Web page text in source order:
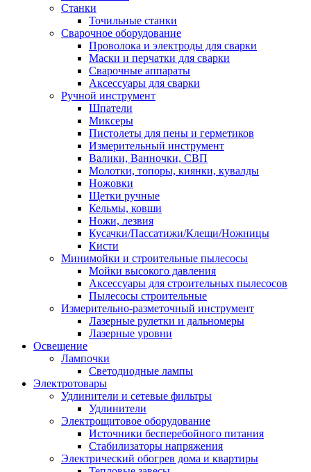
Станки
Точильные станки
Сварочное оборудование
Проволока и электроды для сварки
Маски и перчатки для сварки
Сварочные аппараты
Аксессуары для сварки
Ручной инструмент
Шпатели
Миксеры
Пистолеты для пены и герметиков
Измерительный инструмент
Валики, Ванночки, СВП
Молотки, топоры, киянки, кувалды
Ножовки
Щетки ручные
Кельмы, ковши
Ножи, лезвия
Кусачки/Пассатижи/Клещи/Ножницы
Кисти
Минимойки и строительные пылесосы
Мойки высокого давления
Аксессуары для строительных пылесосов
Пылесосы строительные
Измерительно-разметочный инструмент
Лазерные рулетки и дальномеры
Лазерные уровни
Освещение
Лампочки
Светодиодные лампы
Электротовары
Удлинители и сетевые фильтры
Удлинители
Электрощитовое оборудование
Источники бесперебойного питания
Стабилизаторы напряжения
Электрический обогрев дома и квартиры